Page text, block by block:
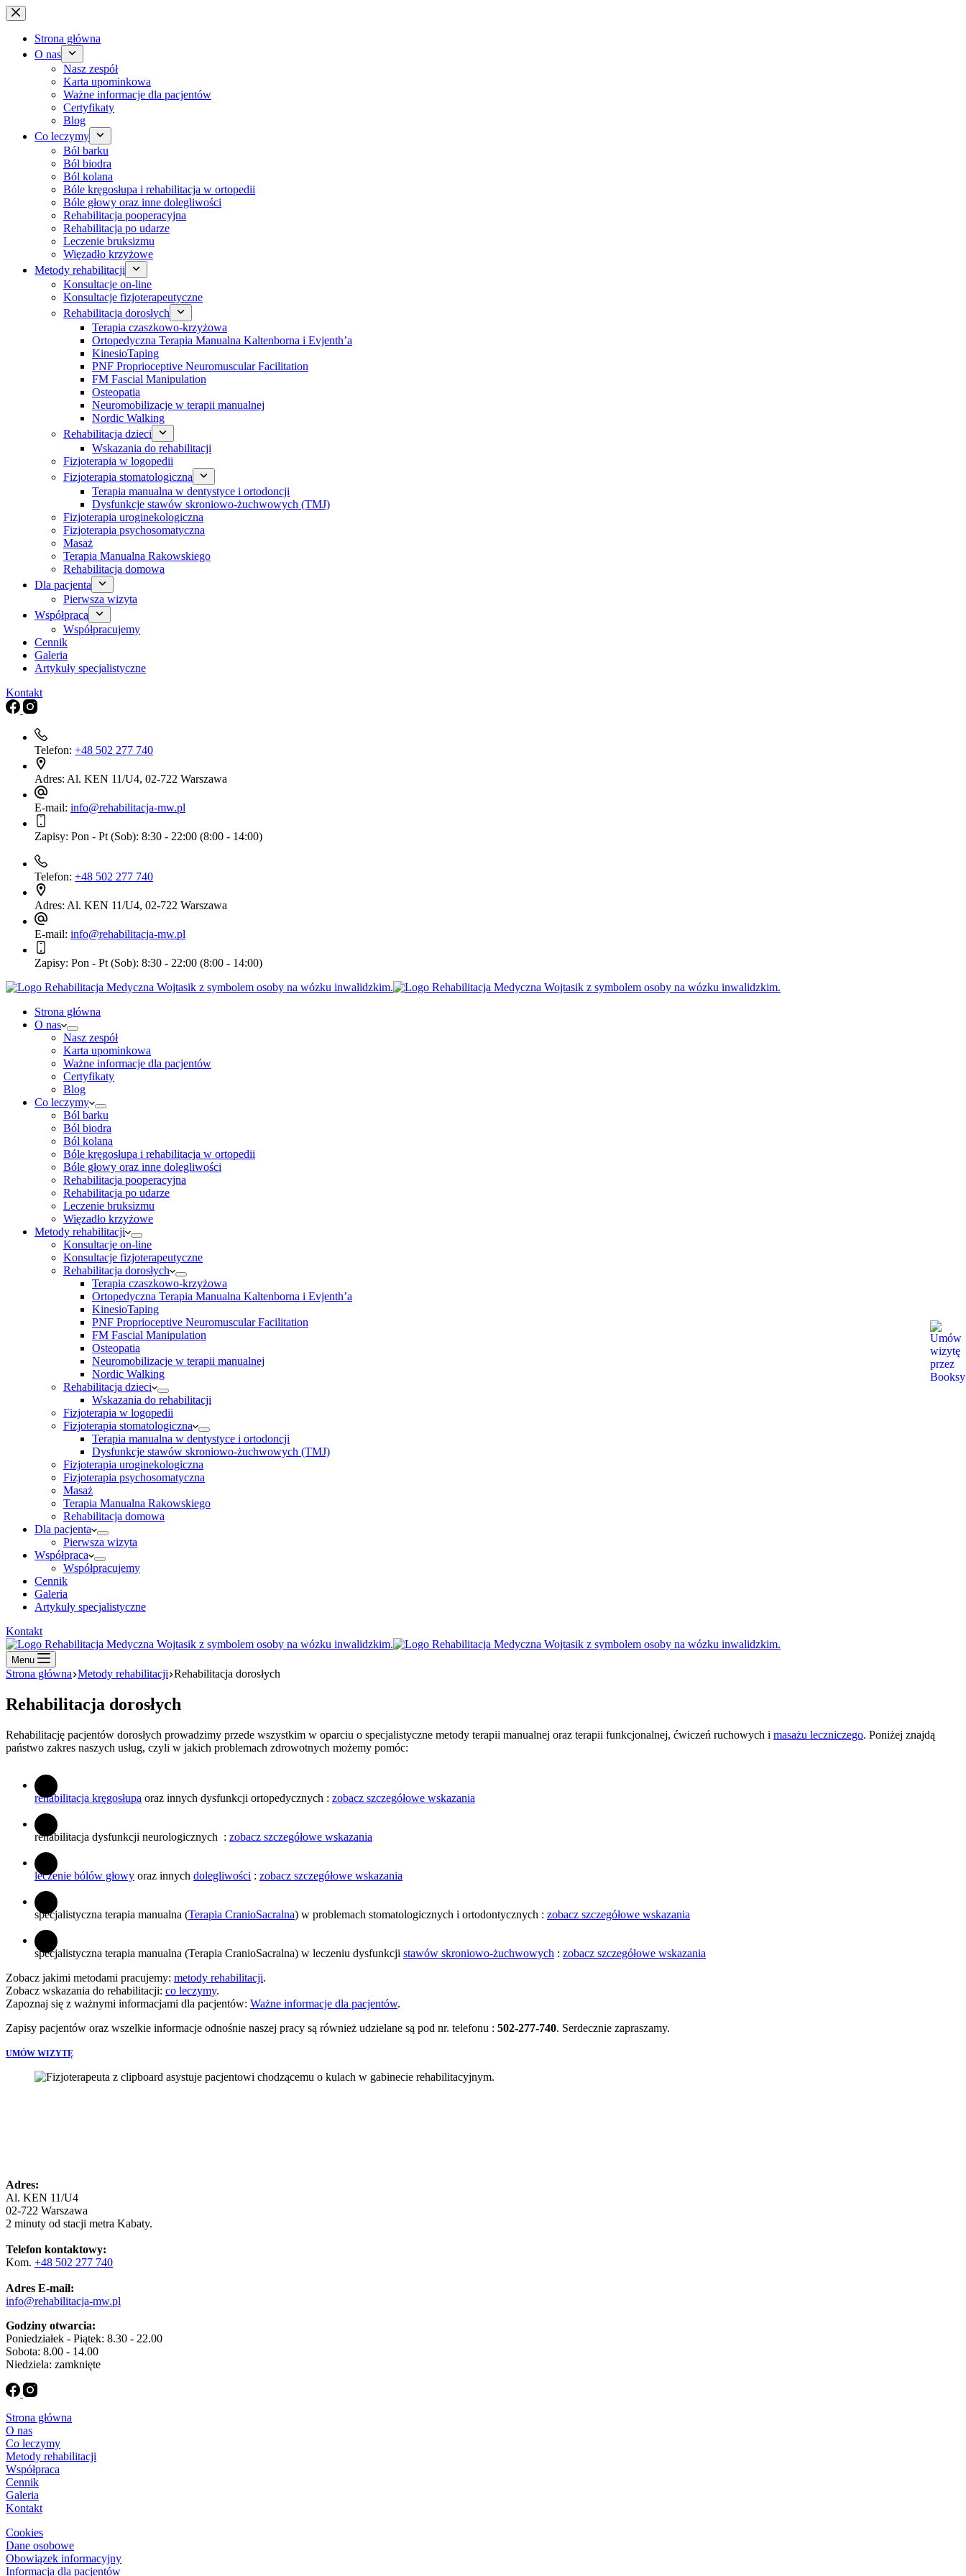
Przejdź
do
treści
Strona główna
O nas
Nasz zespół
Karta upominkowa
Ważne informacje dla pacjentów
Certyfikaty
Blog
Co leczymy
Ból barku
Ból biodra
Ból kolana
Bóle kręgosłupa i rehabilitacja w ortopedii
Bóle głowy oraz inne dolegliwości
Rehabilitacja pooperacyjna
Rehabilitacja po udarze
Leczenie bruksizmu
Więzadło krzyżowe
Metody rehabilitacji
Konsultacje on-line
Konsultacje fizjoterapeutyczne
Rehabilitacja dorosłych
Terapia czaszkowo-krzyżowa
Ortopedyczna Terapia Manualna Kaltenborna i Evjenth’a
KinesioTaping
PNF Proprioceptive Neuromuscular Facilitation
FM Fascial Manipulation
Osteopatia
Neuromobilizacje w terapii manualnej
Nordic Walking
Rehabilitacja dzieci
Wskazania do rehabilitacji
Fizjoterapia w logopedii
Fizjoterapia stomatologiczna
Terapia manualna w dentystyce i ortodoncji
Dysfunkcje stawów skroniowo-żuchwowych (TMJ)
Fizjoterapia uroginekologiczna
Fizjoterapia psychosomatyczna
Masaż
Terapia Manualna Rakowskiego
Rehabilitacja domowa
Dla pacjenta
Pierwsza wizyta
Współpraca
Współpracujemy
Cennik
Galeria
Artykuły specjalistyczne
Kontakt
Telefon: +48 502 277 740
Adres: Al. KEN 11/U4, 02-722 Warszawa
E-mail: info@rehabilitacja-mw.pl
Zapisy: Pon - Pt (Sob): 8:30 - 22:00 (8:00 - 14:00)
Telefon: +48 502 277 740
Adres: Al. KEN 11/U4, 02-722 Warszawa
E-mail: info@rehabilitacja-mw.pl
Zapisy: Pon - Pt (Sob): 8:30 - 22:00 (8:00 - 14:00)
Strona główna
O nas
Nasz zespół
Karta upominkowa
Ważne informacje dla pacjentów
Certyfikaty
Blog
Co leczymy
Ból barku
Ból biodra
Ból kolana
Bóle kręgosłupa i rehabilitacja w ortopedii
Bóle głowy oraz inne dolegliwości
Rehabilitacja pooperacyjna
Rehabilitacja po udarze
Leczenie bruksizmu
Więzadło krzyżowe
Metody rehabilitacji
Konsultacje on-line
Konsultacje fizjoterapeutyczne
Rehabilitacja dorosłych
Terapia czaszkowo-krzyżowa
Ortopedyczna Terapia Manualna Kaltenborna i Evjenth’a
KinesioTaping
PNF Proprioceptive Neuromuscular Facilitation
FM Fascial Manipulation
Osteopatia
Neuromobilizacje w terapii manualnej
Nordic Walking
Rehabilitacja dzieci
Wskazania do rehabilitacji
Fizjoterapia w logopedii
Fizjoterapia stomatologiczna
Terapia manualna w dentystyce i ortodoncji
Dysfunkcje stawów skroniowo-żuchwowych (TMJ)
Fizjoterapia uroginekologiczna
Fizjoterapia psychosomatyczna
Masaż
Terapia Manualna Rakowskiego
Rehabilitacja domowa
Dla pacjenta
Pierwsza wizyta
Współpraca
Współpracujemy
Cennik
Galeria
Artykuły specjalistyczne
Kontakt
Menu
Strona główna Metody rehabilitacji Rehabilitacja dorosłych
Rehabilitacja dorosłych
Rehabilitację pacjentów dorosłych prowadzimy przede wszystkim w oparciu o specjalistyczne metody terapii manualnej oraz terapii funkcjonalnej, ćwiczeń ruchowych i masażu leczniczego. Poniżej znajdą
państwo zakres naszych usług, czyli w jakich problemach zdrowotnych możemy pomóc:
rehabilitacja kręgosłupa oraz innych dysfunkcji ortopedycznych : zobacz szczegółowe wskazania
rehabilitacja dysfunkcji neurologicznych : zobacz szczegółowe wskazania
leczenie bólów głowy oraz innych dolegliwości : zobacz szczegółowe wskazania
specjalistyczna terapia manualna (Terapia CranioSacralna) w problemach stomatologicznych i ortodontycznych : zobacz szczegółowe wskazania
specjalistyczna terapia manualna (Terapia CranioSacralna) w leczeniu dysfunkcji stawów skroniowo-żuchwowych : zobacz szczegółowe wskazania
Zobacz jakimi metodami pracujemy: metody rehabilitacji.
Zobacz wskazania do rehabilitacji: co leczymy.
Zapoznaj się z ważnymi informacjami dla pacjentów: Ważne informacje dla pacjentów.
Zapisy pacjentów oraz wszelkie informacje odnośnie naszej pracy są również udzielane są pod nr. telefonu : 502-277-740. Serdecznie zapraszamy.
UMÓW WIZYTĘ
Adres:
Al. KEN 11/U4
02-722 Warszawa
2 minuty od stacji metra Kabaty.
Telefon kontaktowy:
Kom. +48 502 277 740
Adres E-mail:
info@rehabilitacja-mw.pl
Godziny otwarcia:
Poniedziałek - Piątek: 8.30 - 22.00
Sobota: 8.00 - 14.00
Niedziela: zamknięte
Strona główna
O nas
Co leczymy
Metody rehabilitacji
Współpraca
Cennik
Galeria
Kontakt
Cookies
Dane osobowe
Obowiązek informacyjny
Informacja dla pacjentów